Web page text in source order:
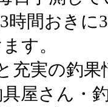
時間おきに
す。
充実の釣果
屋さん・